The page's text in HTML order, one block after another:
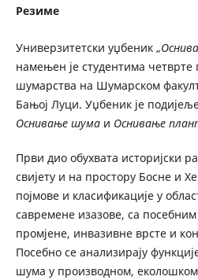
Резиме
Универзитетски уџбеник „
намењен је студентима четврте
шумарства на Шумарском
Бањој Луци. Уџбеник је
Оснивање шумаи Оснивање
Први дио обухвата историјски
свијету и на простору Босне и
појмове и класификације у
савремене изазове, са
промјене, инвазивне врсте и
Посебно се анализирају
шума у производном,